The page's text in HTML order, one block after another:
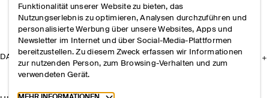
DAS UNTERNEHMEN
Funktionalität unserer Website zu bieten, das
Nutzungserlebnis zu optimieren, Analysen durchzuführen und
personalisierte Werbung über unsere Websites, Apps und
Newsletter im Internet und über Social-Media-Plattformen
bereitzustellen. Zu diesem Zweck erfassen wir Informationen
zur nutzenden Person, zum Browsing-Verhalten und zum
verwendeten Gerät.